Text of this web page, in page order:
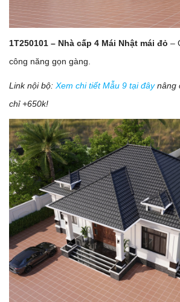
1T250101 – Nhà cấp 4 Mái Nhật mái đỏ –
công năng gọn gàng.
Link nội bộ: Xem chi tiết Mẫu 9 tại đâynâng
chỉ +650k!